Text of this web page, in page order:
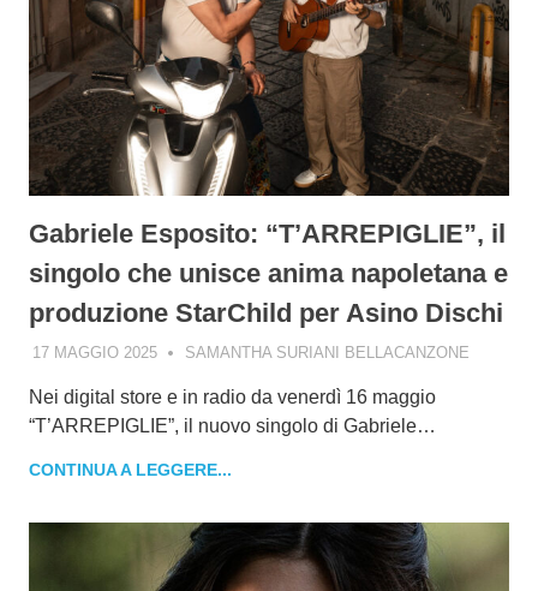
Gabriele Esposito: “T’ARREPIGLIE”, il
singolo che unisce anima napoletana e
produzione StarChild per Asino Dischi
17 MAGGIO 2025 SAMANTHA SURIANI BELLACANZONE
Nei digital store e in radio da venerdì 16 maggio
“T’ARREPIGLIE”, il nuovo singolo di Gabriele…
CONTINUA A LEGGERE...